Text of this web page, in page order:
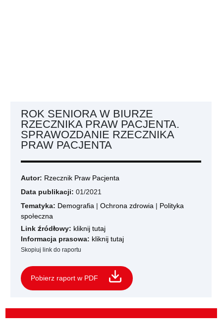
ROK SENIORA W BIURZE
RZECZNIKA PRAW PACJENTA.
SPRAWOZDANIE RZECZNIKA
PRAW PACJENTA
Autor: Rzecznik Praw Pacjenta
Data publikacji: 01/2021
Tematyka: Demografia | Ochrona zdrowia | Polityka
społeczna
Link źródłowy: kliknij tutaj
Informacja prasowa: kliknij tutaj
Skopiuj link do raportu
Pobierz raport w PDF